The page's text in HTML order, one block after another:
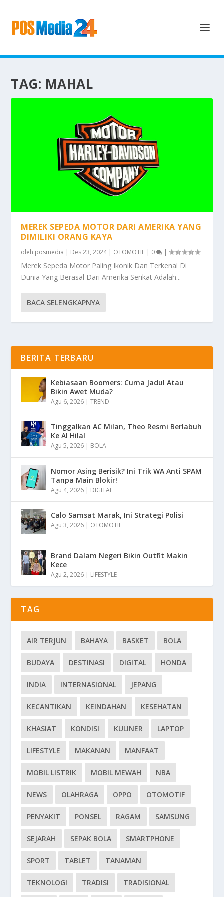
TAG: MAHAL
MEREK SEPEDA MOTOR DARI AMERIKA YANG
DIMILIKI ORANG KAYA
oleh posmedia | Des 23, 2024| OTOMOTIF | 0 |
Merek Sepeda Motor Paling Ikonik Dan Terkenal Di
Dunia Yang Berasal Dari Amerika Serikat Adalah...
BACA SELENGKAPNYA
BERITA TERBARU
Kebiasaan Boomers: Cuma Jadul Atau
Bikin Awet Muda?
Agu 6, 2026 |TREND
Tinggalkan AC Milan, Theo Resmi Berlabuh
Ke Al Hilal
Agu 5, 2026 | BOLA
Nomor Asing Berisik? Ini Trik WA Anti SPAM
Tanpa Main Blokir!
Agu 4, 2026 | DIGITAL
Calo Samsat Marak, Ini Strategi Polisi
Agu 3, 2026 | OTOMOTIF
Brand Dalam Negeri Bikin Outfit Makin
Kece
Agu 2, 2026 | LIFESTYLE
TAG
AIR TERJUN BAHAYA BASKET BOLA
BUDAYA DESTINASI DIGITAL HONDA
INDIA INTERNASIONAL JEPANG
KECANTIKAN KEINDAHAN KESEHATAN
KHASIAT KONDISI KULINER LAPTOP
LIFESTYLE MAKANAN MANFAAT
MOBIL LISTRIK MOBIL MEWAH NBA
NEWS OLAHRAGA OPPO OTOMOTIF
PENYAKIT PONSEL RAGAM SAMSUNG
SEJARAH SEPAK BOLA SMARTPHONE
SPORT TABLET TANAMAN
TEKNOLOGI TRADISI TRADISIONAL